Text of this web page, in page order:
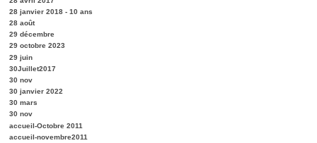
28 janvier 2018 - 10 ans
28 août
29 décembre
29 octobre 2023
29 juin
30Juillet2017
30 nov
30 janvier 2022
30 mars
30 nov
accueil-Octobre 2011
accueil-novembre2011